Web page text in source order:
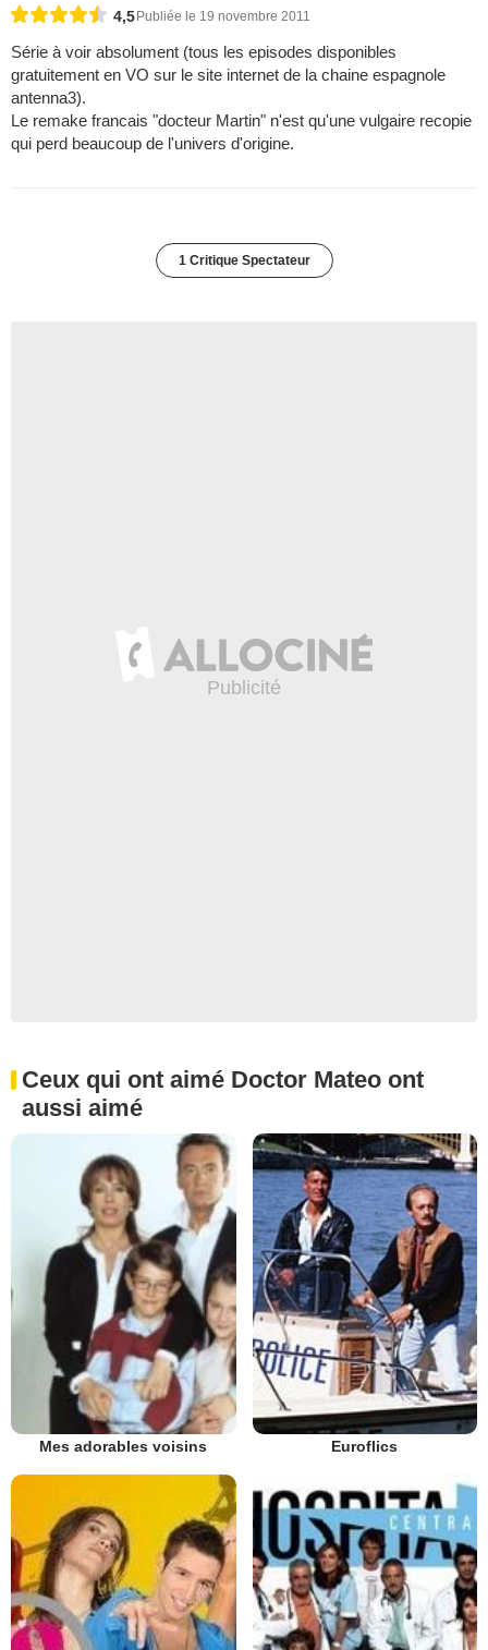
4,5 Publiée le 19 novembre 2011
Série à voir absolument (tous les episodes disponibles
gratuitement en VO sur le site internet de la chaine espagnole
antenna3).
Le remake francais "docteur Martin" n'est qu'une vulgaire recopie
qui perd beaucoup de l'univers d'origine.
1 Critique Spectateur
Ceux qui ont aimé Doctor Mateo ont
aussi aimé
Mes adorables voisins Euroflics